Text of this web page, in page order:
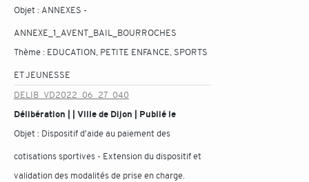
Objet : ANNEXES -
ANNEXE_1_AVENT_BAIL_BOURROCHES
Thème : EDUCATION, PETITE ENFANCE, SPORTS
ET JEUNESSE
DELIB_VD2022_06_27_040
Délibération | | Ville de Dijon | Publié le
Objet : Dispositif d'aide au paiement des
cotisations sportives - Extension du dispositif et
validation des modalités de prise en charge.